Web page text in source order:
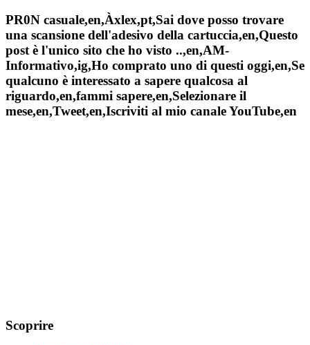
PR0N casuale,en,Àxlex,pt,Sai dove posso trovare
una scansione dell'adesivo della cartuccia,en,Questo
post è l'unico sito che ho visto ..,en,AM-
Informativo,ig,Ho comprato uno di questi oggi,en,Se
qualcuno è interessato a sapere qualcosa al
riguardo,en,fammi sapere,en,Selezionare il
mese,en,Tweet,en,Iscriviti al mio canale YouTube,en
Scoprire